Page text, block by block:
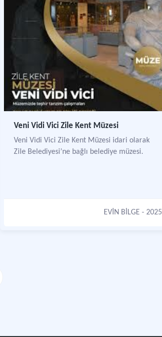
Veni Vidi Vici Zile Kent Müzesi
Veni Vidi Vici Zile Kent Müzesi idari olarak
Zile Belediyesi’ne bağlı belediye müzesi.
EVİN BİLGE - 2025